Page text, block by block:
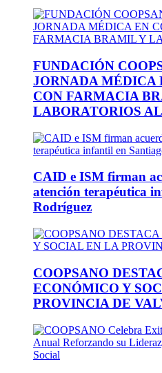
FUNDACIÓN
JORNADA MÉDICA
CON FARMACIA
LABORATORIOS
CAID e ISM firman
atención terapéutica
Rodríguez
COOPSANO
ECONÓMICO Y
PROVINCIA DE